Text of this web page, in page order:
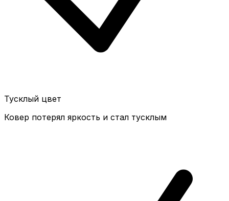
Тусклый цвет
Ковер потерял яркость и стал тусклым